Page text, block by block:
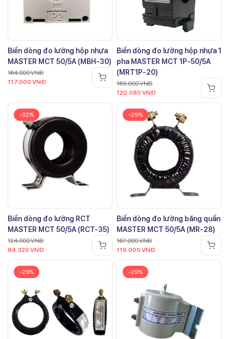
Biến dòng đo lường hộp nhựa
MASTER MCT 50/5A (MBH-30)
164.000VNĐ
117.000 VNĐ
Biến dòng đo lường hộp nhựa 1
pha MASTER MCT 1P-50/5A
(MRT1P-20)
169.000VNĐ
120.080 VNĐ
-32%
Biến dòng đo lường RCT
MASTER MCT 50/5A (RCT-35)
124.000VNĐ
84.320 VNĐ
-29%
Biến dòng đo lường băng quấn
MASTER MCT 50/5A (MR-28)
167.000VNĐ
119.000 VNĐ
-29% -29%